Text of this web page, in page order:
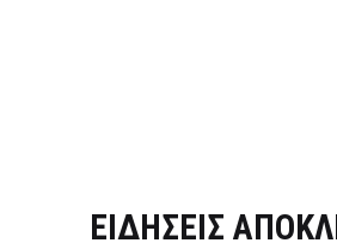
ΕΙΔΗΣΕΙΣ